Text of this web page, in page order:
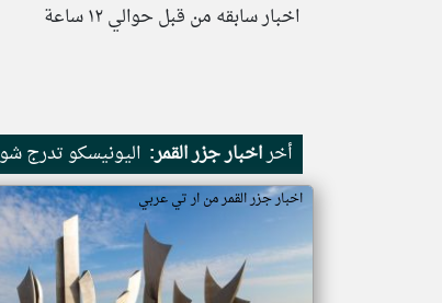
اخبار سابقه من قبل حوالي ١٢ ساعة
أخراخبار جزر القمر: اليونيسكو تدرج
اخبار جزر القمر من ار تي عربي